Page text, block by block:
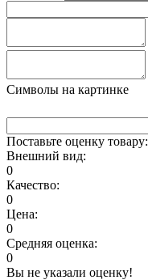
Символы на картинке
Поставьте оценку товару:
Внешний вид:
0
Качество:
0
Цена:
0
Средняя оценка:
0
Вы не указали оценку!